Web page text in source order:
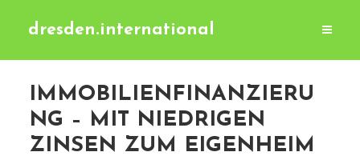
dresden.international
IMMOBILIENFINANZIERU
NG – MIT NIEDRIGEN
ZINSEN ZUM EIGENHEIM